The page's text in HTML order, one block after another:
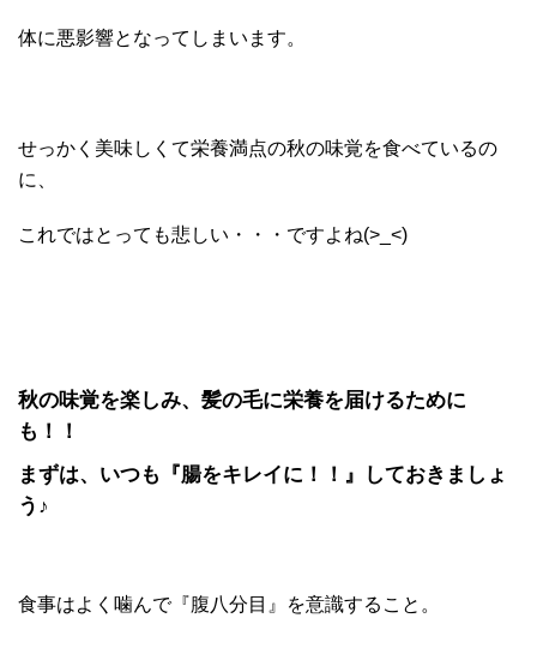
体に悪影響となってしまいます。
せっかく美味しくて栄養満点の秋の味覚を食べているの
に、
これではとっても悲しい・・・ですよね(>_<)
秋の味覚を楽しみ、髪の毛に栄養を届けるために
も！！
まずは、いつも『腸をキレイに！！』しておきましょ
う♪
食事はよく噛んで『腹八分目』を意識すること。